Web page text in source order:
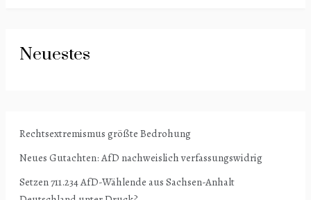
Neuestes
Rechtsextremismus größte Bedrohung
Neues Gutachten: AfD nachweislich verfassungswidrig
Setzen 711.234 AfD-Wählende aus Sachsen-Anhalt